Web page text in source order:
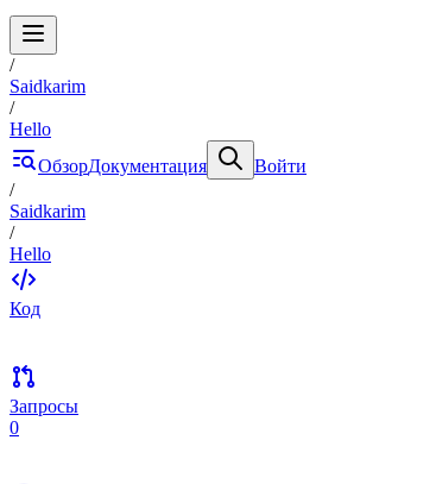
/
Saidkarim
/
Hello
ОбзорДокументация
Войти
/
Saidkarim
/
Hello
Код
Запросы
0